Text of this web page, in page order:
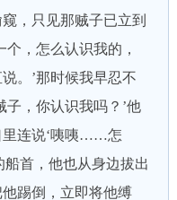
，只见那贼子已立到
，怎么认识我的，
。’那时候我早忍不
子，你认识我吗？’他
里连说‘咦咦……怎
首，他也从身边拔出
踢倒，立即将他缚